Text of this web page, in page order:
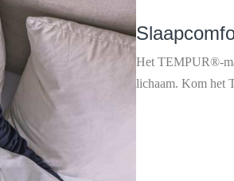
Het TEMPUR®-
lichaam. Kom het